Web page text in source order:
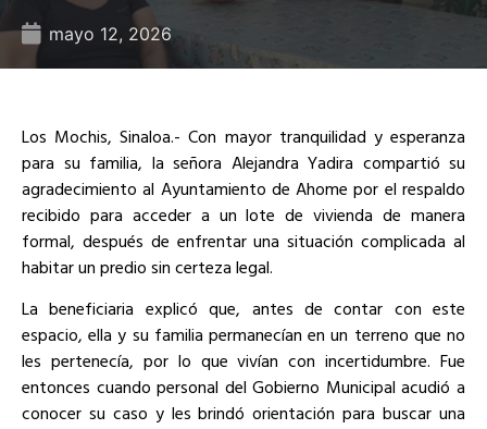
mayo 12, 2026
Los Mochis, Sinaloa.- Con mayor tranquilidad y esperanza
para su familia, la señora Alejandra Yadira compartió su
agradecimiento al Ayuntamiento de Ahome por el respaldo
recibido para acceder a un lote de vivienda de manera
formal, después de enfrentar una situación complicada al
habitar un predio sin certeza legal.
La beneficiaria explicó que, antes de contar con este
espacio, ella y su familia permanecían en un terreno que no
les pertenecía, por lo que vivían con incertidumbre. Fue
entonces cuando personal del Gobierno Municipal acudió a
conocer su caso y les brindó orientación para buscar una